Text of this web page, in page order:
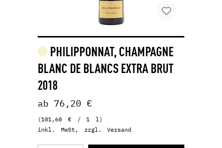
PHILIPPONNAT, CHAMPAGNE
BLANC DE BLANCS EXTRA BRUT
2018
ab 76,20 €
(101,60 € / 1 l)
inkl. MwSt, zzgl. Versand